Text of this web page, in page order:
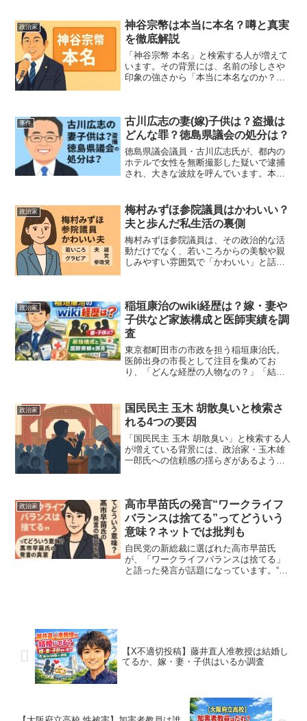
政治家
神谷宗幣は本当に本名？噂と真実
を徹底解説
「神谷宗幣 本名」と検索する人が増えて
います。その背景には、名前の珍しさや
印象の強さから「本当に本名なのか？」
を確かめたいという関心...
事件
古川広志の妻(嫁)子供は？盗撮は
どんな罪？徳島県議会の処分は？
徳島県議会議員・古川広志氏が、都内の
ホテルで女性を無断撮影した疑いで逮捕
され、大きな波紋を呼んでいます。本記
容、そして今後予想される徳島県議会の
処分についてわかりやすく...
政治家
梅村みずほ参院議員はかわいい？
夫と歩んだ私生活の裏側
梅村みずほ参院議員は、その政治的な活
動だけでなく、若いころからの美貌や親
しみやすい雰囲気で「かわいい」と話題
部ではグラビア活動の噂も...
政治家
稲垣康治のwiki経歴は？嫁・妻や
子供など家族構成と医師実績を調
査
東京都町田市の市政を担う稲垣康治氏。
医師出身の市長として注目を集めてお
り、「どんな経歴の人物なの？」「結婚
記事では、公的に確認できる情報をもと
に、稲垣康治氏のwiki風...
政治家
国民民主 玉木 胡散臭いと検索さ
れる4つの要因
「国民民主 玉木 胡散臭い」と検索する人
が増えている背景には、政治家・玉木雄
一郎氏への信頼感の揺らぎがあるようで
か？」という疑念を持つ人...
政治家
高市早苗氏の発言“ワークライフ
バランスは捨てる”ってどういう
意味？ネットでは批判も
自民党の新総裁に選ばれた高市早苗氏
が、「ワークライフバランスは捨てる」
と語った発言が話題になっています。“働
【X不適切投稿】藤井直人准教授は結婚し
てるか、嫁・妻・子供はいるか調査